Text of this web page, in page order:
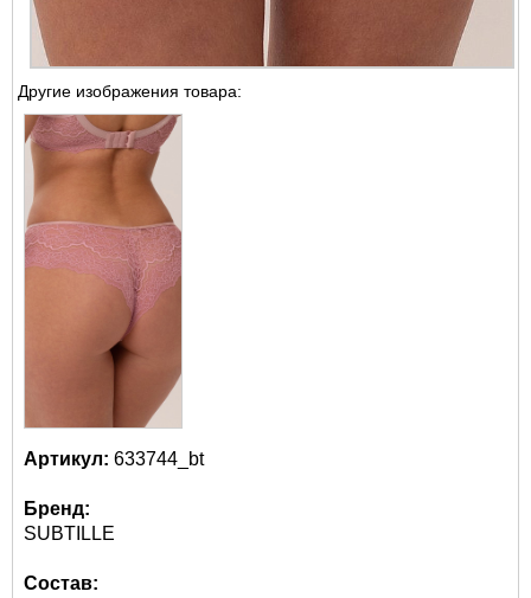
Другие изображения товара:
Артикул: 633744_bt
Бренд:
SUBTILLE
Состав: